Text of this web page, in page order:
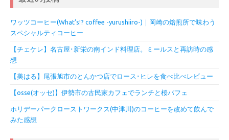
ワッツコーヒー(What’s!? coffee -yurushiiro-)｜岡崎の焙煎所で味わう
スペシャルティコーヒー
【チェケレ】名古屋･新栄の南インド料理店。ミールスと再訪時の感
想
【美はる】尾張旭市のとんかつ店でロース･ヒレを食べ比べレビュー
【osse(オッセ)】伊勢市の古民家カフェでランチと桜パフェ
ホリデーパークローストワークス(中津川)のコーヒーを改めて飲んで
みた感想